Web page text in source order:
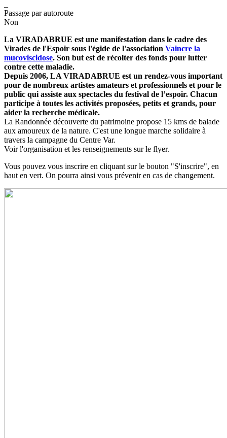
Passage par autoroute
Non
La VIRADABRUE est une manifestation dans le cadre des
Virades de l'Espoir sous l'égide de l'association Vaincre la
mucoviscidose. Son but est de récolter des fonds pour lutter
contre cette maladie.
Depuis 2006, LA VIRADABRUE est un rendez-vous important
pour de nombreux artistes amateurs et professionnels et pour le
public qui assiste aux spectacles du festival de l’espoir. Chacun
participe à toutes les activités proposées, petits et grands, pour
aider la recherche médicale.
La Randonnée découverte du patrimoine propose 15 kms de balade
aux amoureux de la nature. C'est une longue marche solidaire à
travers la campagne du Centre Var.
Voir l'organisation et les renseignements sur le flyer.
Vous pouvez vous inscrire en cliquant sur le bouton "S'inscrire", en
haut en vert. On pourra ainsi vous prévenir en cas de changement.